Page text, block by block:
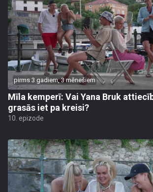
pirms 3 gadiem, 3 mēnešiem
Mīla kemperī: Vai Yana Bruk
grasās iet pa kreisi?
10. epizode